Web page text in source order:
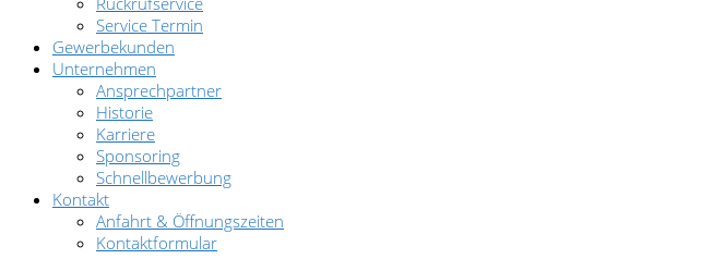
Service Termin
Gewerbekunden
Unternehmen
Ansprechpartner
Historie
Karriere
Sponsoring
Schnellbewerbung
Kontakt
Anfahrt & Öffnungszeiten
Kontaktformular